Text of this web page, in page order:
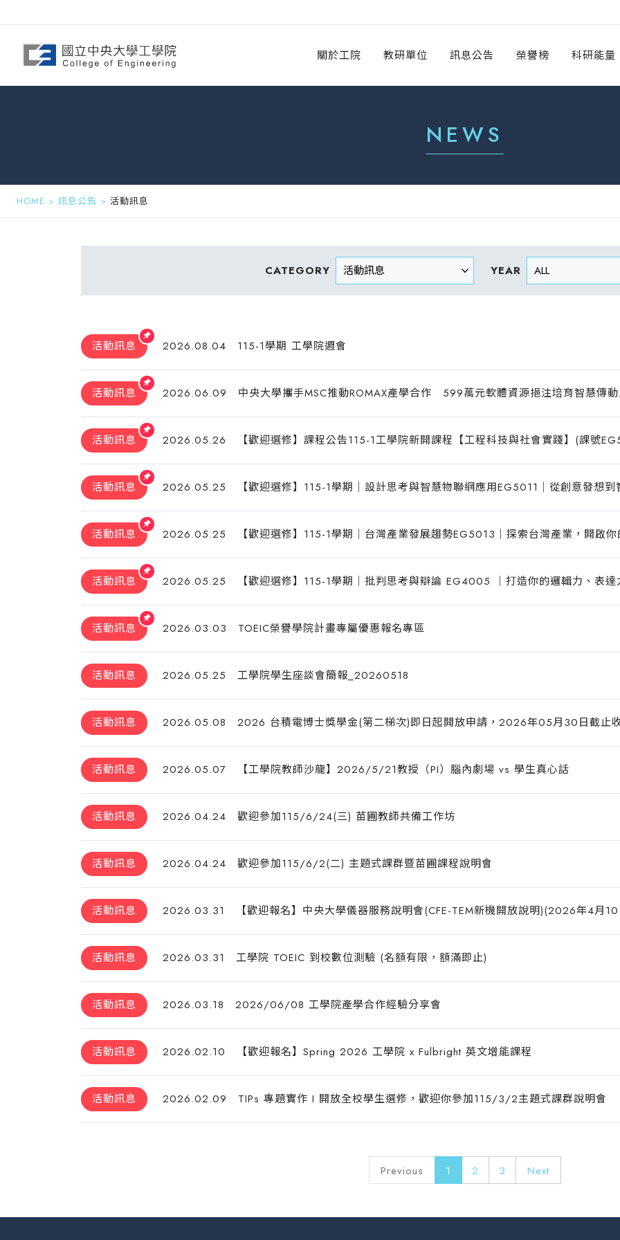
關於工院 教研單位 訊息公告 榮譽榜 科研能量
NEWS
HOME > 訊息公告 > 活動訊息
CATEGORY YEAR
活動訊息 2026.08.04 115-1學期 工學院週會
活動訊息 2026.06.09 中央大學攜手MSC推動ROMAX產學合作 599萬元軟體資源挹注培育智慧傳動
活動訊息 2026.05.26 【歡迎選修】課程公告115-1工學院新開課程【工程科技與社會實踐】(課號
活動訊息 2026.05.25 【歡迎選修】115-1學期｜設計思考與智慧物聯網應用EG5011｜從創意發想到
活動訊息 2026.05.25 【歡迎選修】115-1學期｜台灣產業發展趨勢EG5013｜探索台灣產業，開啟你
活動訊息 2026.05.25 【歡迎選修】115-1學期｜批判思考與辯論 EG4005 ｜打造你的邏輯力、表達
活動訊息 2026.03.03 TOEIC榮譽學院計畫專屬優惠報名專區
活動訊息 2026.05.25 工學院學生座談會簡報_20260518
活動訊息 2026.05.08 2026 台積電博士獎學金(第二梯次)即日起開放申請，2026年05月30日截止
活動訊息 2026.05.07 【工學院教師沙龍】2026/5/21教授（PI）腦內劇場 vs 學生真心話
活動訊息 2026.04.24 歡迎參加115/6/24(三) 苗圃教師共備工作坊
活動訊息 2026.04.24 歡迎參加115/6/2(二) 主題式課群暨苗圃課程說明會
活動訊息 2026.03.31 【歡迎報名】中央大學儀器服務說明會(CFE-TEM新機開放說明)(2026年4月10
活動訊息 2026.03.31 工學院 TOEIC 到校數位測驗 (名額有限，額滿即止)
活動訊息 2026.03.18 2026/06/08 工學院產學合作經驗分享會
活動訊息 2026.02.10 【歡迎報名】Spring 2026 工學院 x Fulbright 英文增能課程
活動訊息 2026.02.09 TIPs 專題實作 I 開放全校學生選修，歡迎你參加115/3/2主題式課群說明會
Previous 1 2 3 Next